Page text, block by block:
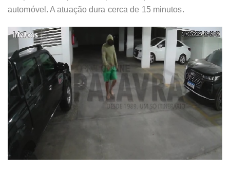
automóvel. A atuação dura cerca de 15 minutos.